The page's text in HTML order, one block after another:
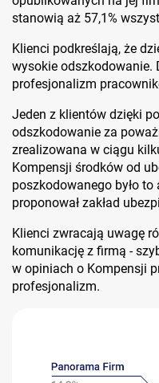
stanowią aż 57,1%
Klienci podkreślają, że
wysokie odszkodowanie.
profesjonalizm
Jeden z klientów dzięki
odszkodowanie za
zrealizowana w ciągu
Kompensji środków od
poszkodowanego było
proponował zakład
Klienci zwracają uwagę
komunikację z firmą -
w opiniach o Kompensji
profesjonalizm.